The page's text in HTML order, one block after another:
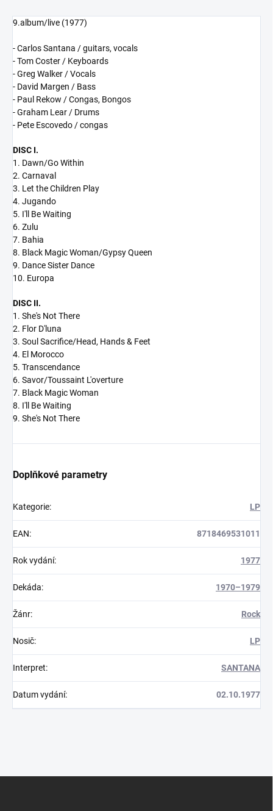
9.album/live (1977)
- Carlos Santana / guitars, vocals
- Tom Coster / Keyboards
- Greg Walker / Vocals
- David Margen / Bass
- Paul Rekow / Congas, Bongos
- Graham Lear / Drums
- Pete Escovedo / congas
DISC I.
1. Dawn/Go Within
2. Carnaval
3. Let the Children Play
4. Jugando
5. I'll Be Waiting
6. Zulu
7. Bahia
8. Black Magic Woman/Gypsy Queen
9. Dance Sister Dance
10. Europa
DISC II.
1. She's Not There
2. Flor D'luna
3. Soul Sacrifice/Head, Hands & Feet
4. El Morocco
5. Transcendance
6. Savor/Toussaint L'overture
7. Black Magic Woman
8. I'll Be Waiting
9. She's Not There
Doplňkové parametry
Kategorie: LP
EAN: 8718469531011
Rok vydání: 1977
Dekáda: 1970–1979
Žánr: Rock
Nosič: LP
Interpret: SANTANA
Datum vydání: 02.10.1977